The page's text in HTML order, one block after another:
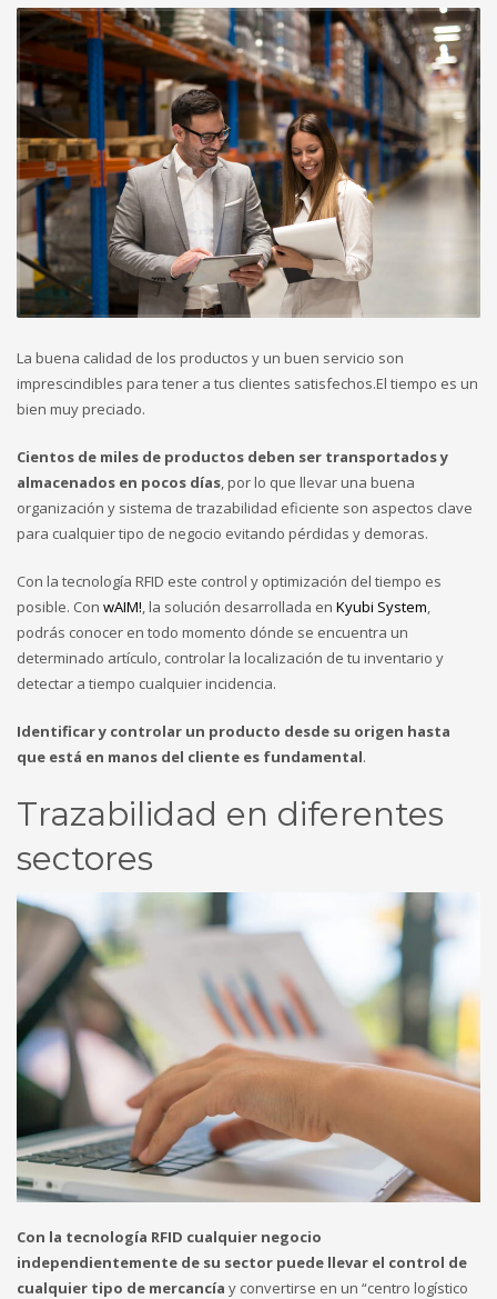
La buena calidad de los productos y un buen servicio son
imprescindibles para tener a tus clientes satisfechos.El tiempo es un
bien muy preciado.
Cientos de miles de productos deben ser transportados y
almacenados en pocos días , por lo que llevar una buena
organización y sistema de trazabilidad eficiente son aspectos clave
para cualquier tipo de negocio evitando pérdidas y demoras.
Con la tecnología RFID este control y optimización del tiempo es
posible. Con wAIM! , la solución desarrollada en Kyubi System
podrás conocer en todo momento dónde se encuentra un
determinado artículo, controlar la localización de tu inventario y
detectar a tiempo cualquier incidencia.
Identificar y controlar un producto desde su origen hasta
que está en manos del cliente es fundamental.
Trazabilidad en diferentes
sectores
Con la tecnología RFID cualquier negocio
independientemente de su sector puede llevar el control de
cualquier tipo de mercancía y convertirse en un “centro logístico